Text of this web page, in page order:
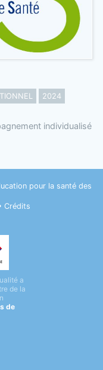
2024
individualisé
pour la santé des
Crédits
a
de la
de